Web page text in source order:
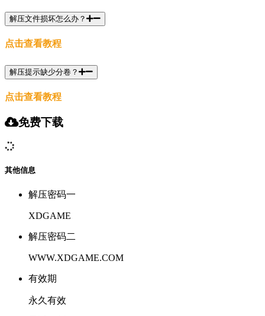
解压文件损坏怎么办？
点击查看教程
解压提示缺少分卷？
点击查看教程
免费下载
其他信息
解压密码一
XDGAME
解压密码二
WWW.XDGAME.COM
有效期
永久有效